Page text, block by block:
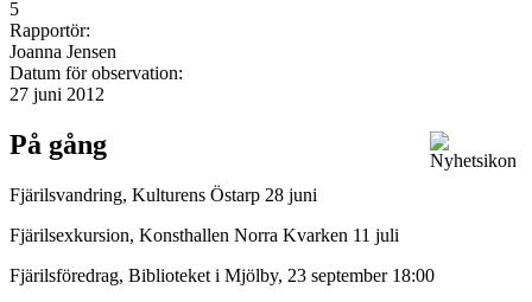
5
Rapportör:
Joanna Jensen
Datum för observation:
27 juni 2012
På gång
Fjärilsvandring, Kulturens Östarp 28 juni
Fjärilsexkursion, Konsthallen Norra Kvarken 11 juli
Fjärilsföredrag, Biblioteket i Mjölby, 23 september 18:00